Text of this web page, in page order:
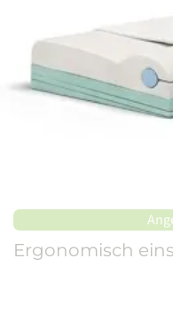
passende
Zuhause.
Unterwegs wie zuhause
Dienstleistungs- und
Campern und
Ergonomisch